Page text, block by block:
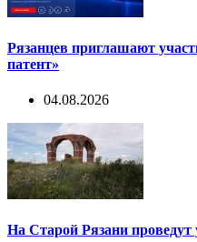
Рязанцев приглашают
патент»
04.08.2026
На Старой Рязани